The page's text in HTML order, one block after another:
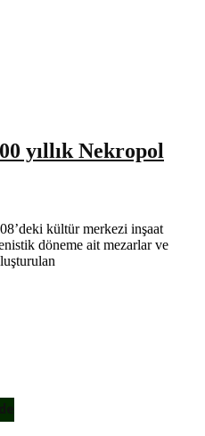
yıllık Nekropol
kültür merkezi inşaat
döneme ait mezarlar ve